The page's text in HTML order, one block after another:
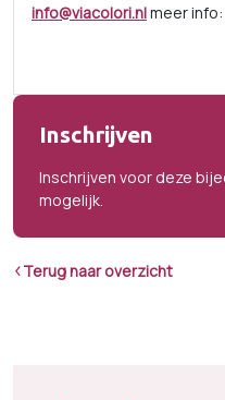
info@viacolori.nlmeer info:
Inschrijven
Inschrijven voor deze
mogelijk.
Terug naar overzicht